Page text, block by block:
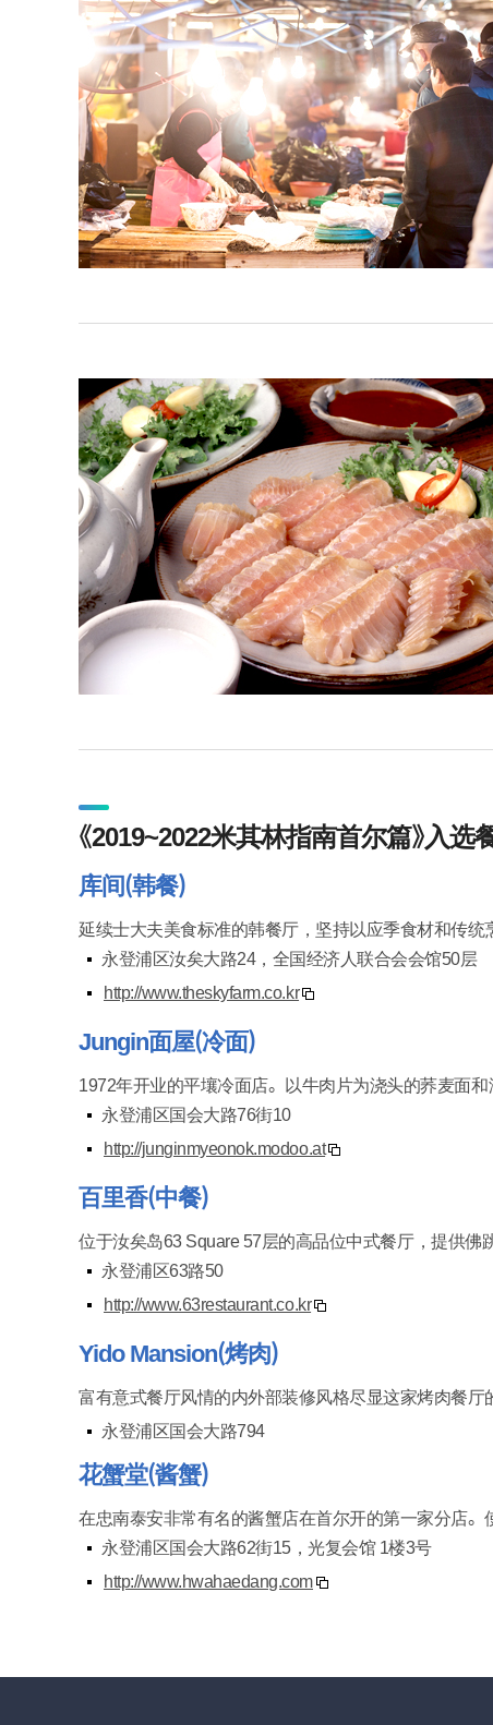
《2019~2022米其林指南首尔篇》入选
库间（韩餐）
延续士大夫美食标准的韩餐厅，坚持以应季食材和传统
永登浦区汝矣大路24，全国经济人联合会会馆50层
http://www.theskyfarm.co.kr
Jungin面屋（冷面）
1972年开业的平壤冷面店。以牛肉片为浇头的荞麦面
永登浦区国会大路76街10
http://junginmyeonok.modoo.at
百里香（中餐）
位于汝矣岛63 Square 57层的高品位中式餐厅，提供佛
永登浦区63路50
http://www.63restaurant.co.kr
Yido Mansion（烤肉）
富有意式餐厅风情的内外部装修风格尽显这家烤肉餐
永登浦区国会大路794
花蟹堂（酱蟹）
在忠南泰安非常有名的酱蟹店在首尔开的第一家分店
永登浦区国会大路62街15，光复会馆 1楼3号
http://www.hwahaedang.com